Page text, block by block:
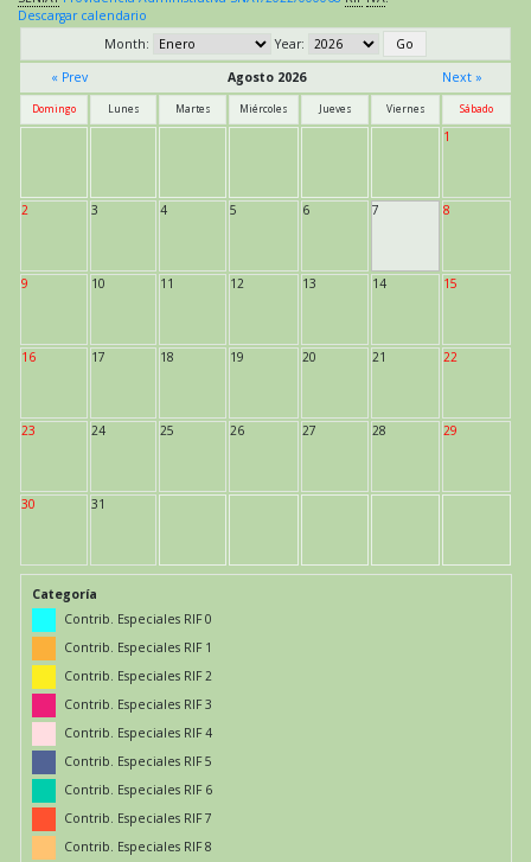
Descargar calendario
Month:
Year:
« Prev
Agosto 2026 Next »
Domingo Lunes Martes Miércoles Jueves Viernes Sábado
1
2 3 4 5 6 7 8
9 10 11 12 13 14 15
16 17 18 19 20 21 22
23 24 25 26 27 28 29
30 31
Categoría
Contrib. Especiales RIF 0
Contrib. Especiales RIF 1
Contrib. Especiales RIF 2
Contrib. Especiales RIF 3
Contrib. Especiales RIF 4
Contrib. Especiales RIF 5
Contrib. Especiales RIF 6
Contrib. Especiales RIF 7
Contrib. Especiales RIF 8